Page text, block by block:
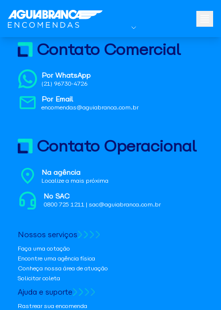
Contato Comercial
Por WhatsApp
(21) 96730-4726
Por Email
encomendas@aguiabranca.com.br
Contato Operacional
Na agência
Localize a mais próxima
No SAC
0800 725 1211 | sac@aguiabranca.com.br
Nossos serviços
Faça uma cotação
Encontre uma agência física
Conheça nossa área de atuação
Solicitar coleta
Ajuda e suporte
Rastrear sua encomenda